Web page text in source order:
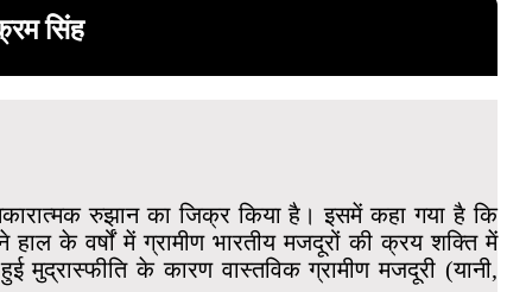
सिंह
रुझान का जिक्र किया है। इसमें कहा गया है कि
के वर्षों में ग्रामीण भारतीय मजदूरों की क्रय शक्ति में
के कारण वास्तविक ग्रामीण मजदूरी (यानी,